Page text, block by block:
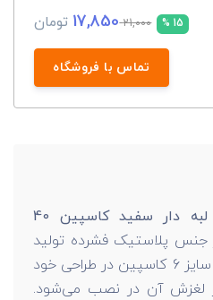
15 %
21,000
17,850 تومان
تماس با فروشگاه
رولپلاک 6 سانتی متری لبه دار سفید کاسپین 40
جنس پلاستیک فشرده تولید
شده است. رولپلاک سفید سایز 6 کاسپین در طراحی خود
لغزش آن در نصب می‌شود.